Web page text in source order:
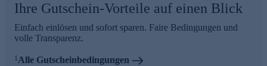
Ihre Gutschein-Vorteile auf einen Blick
Einfach einlösen und sofort sparen. Faire Bedingungen und
volle Transparenz.
1 Alle Gutscheinbedingungen